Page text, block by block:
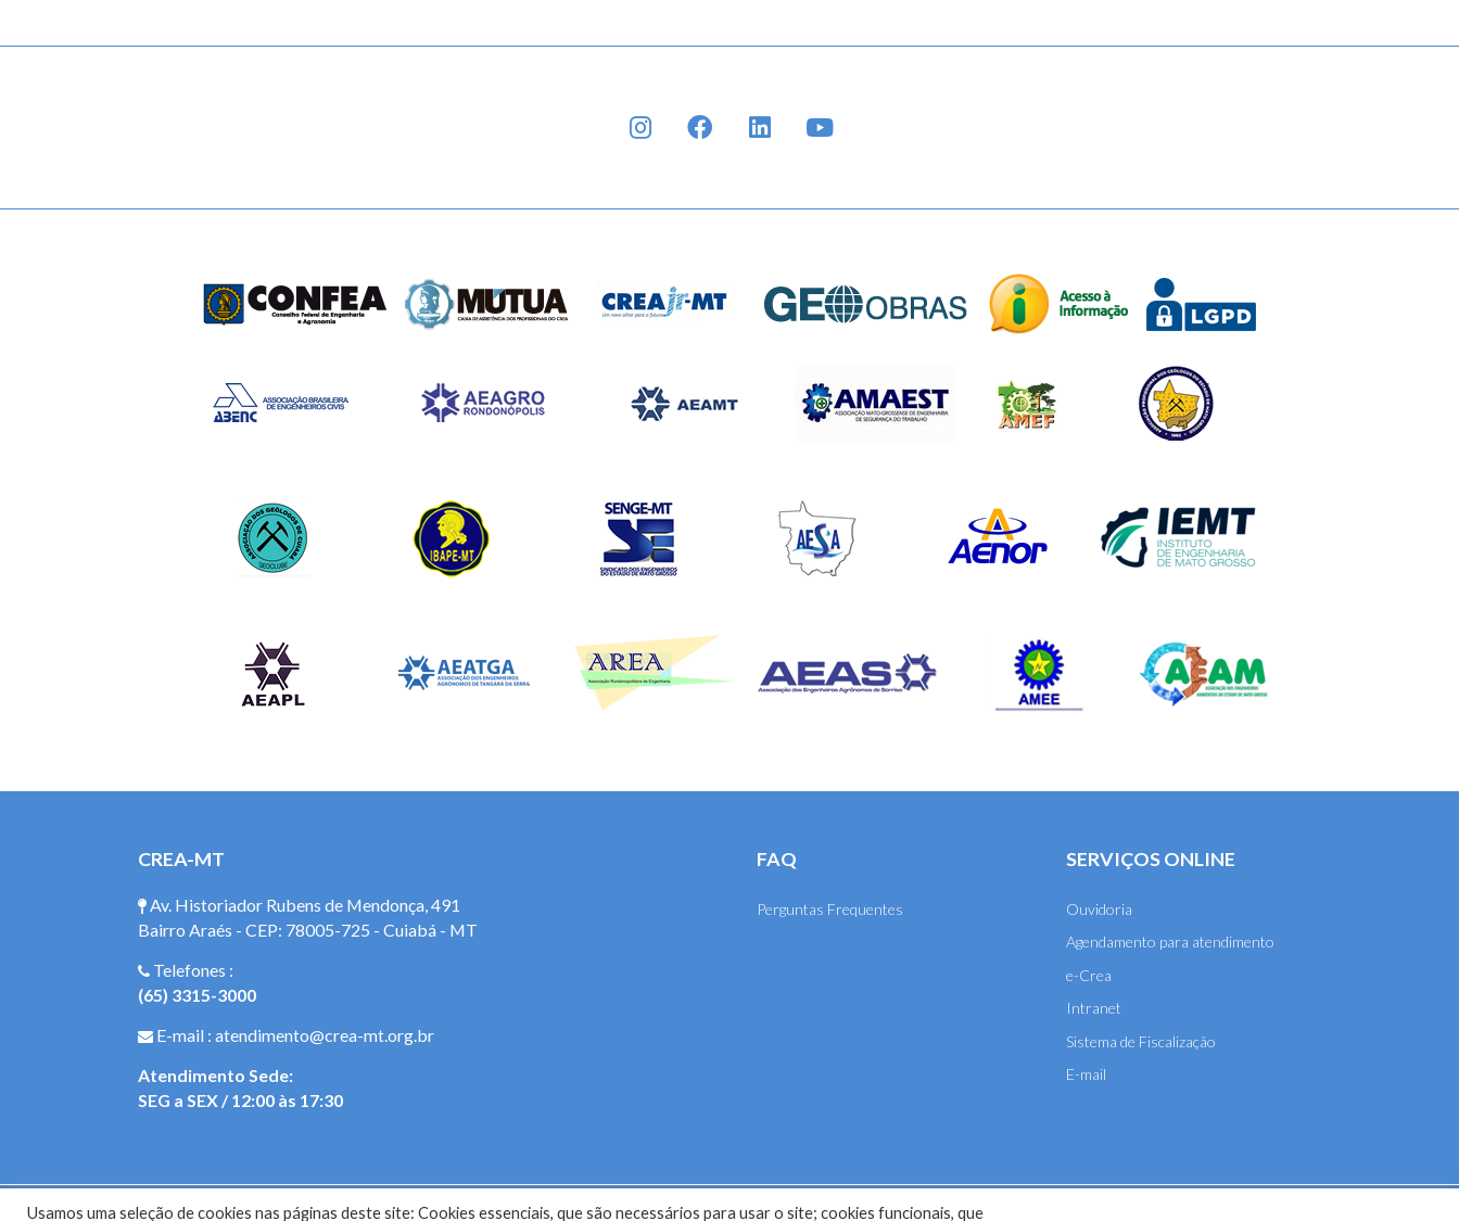
INSTAGRAMFACEBOOKLINKEDIN
CREA-MT
Av. Historiador Rubens de Mendonça, 491
Bairro Araés - CEP: 78005-725 - Cuiabá - MT
Telefones :
(65) 3315-3000
E-mail : atendimento@crea-mt.org.br
Atendimento Sede:
SEG a SEX / 12:00 às 17:30
FAQ
Perguntas Frequentes
SERVIÇOS ONLINE
Ouvidoria
Agendamento para atendimento
e-Crea
Intranet
Sistema de Fiscalização
E-mail
Usamos uma seleção de cookies nas páginas deste site: Cookies essenciais, que são necessários para usar o site; cookies funcionais, que